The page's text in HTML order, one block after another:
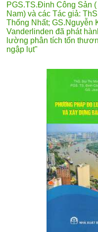
PGS.TS.Đinh Công Sản
Nam) và các Tác giả:
Thống Nhất; GS.Nguyễn
Vanderlinden đã phát
lường phân tích tổn
ngập lụt"